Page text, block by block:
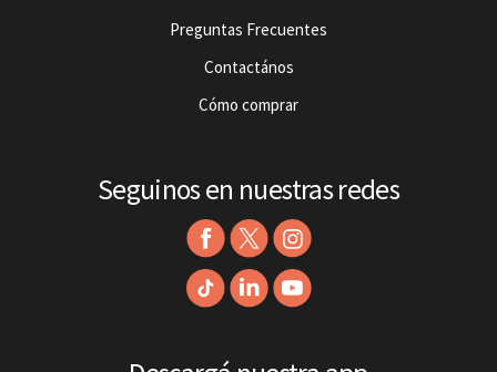
Preguntas Frecuentes
Contactános
Cómo comprar
Seguinos en nuestras redes